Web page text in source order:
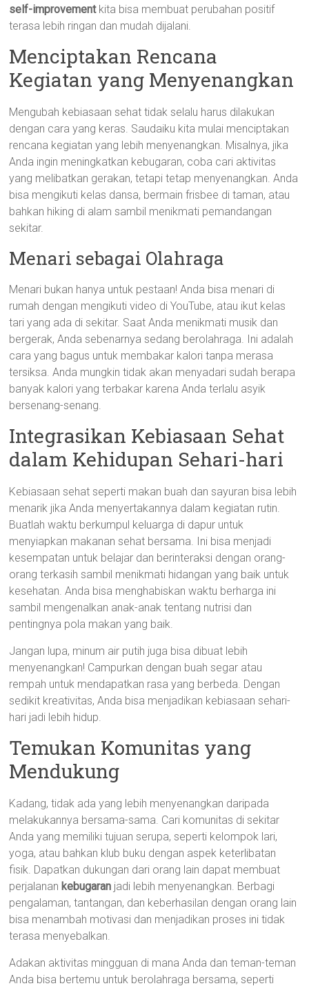
self-improvementkita bisa membuat perubahan positif
terasa lebih ringan dan mudah dijalani.
Menciptakan Rencana
Kegiatan yang Menyenangkan
Mengubah kebiasaan sehat tidak selalu harus dilakukan
dengan cara yang keras. Saudaiku kita mulai menciptakan
rencana kegiatan yang lebih menyenangkan. Misalnya, jika
Anda ingin meningkatkan kebugaran, coba cari aktivitas
yang melibatkan gerakan, tetapi tetap menyenangkan. Anda
bisa mengikuti kelas dansa, bermain frisbee di taman, atau
bahkan hiking di alam sambil menikmati pemandangan
sekitar.
Menari sebagai Olahraga
Menari bukan hanya untuk pestaan! Anda bisa menari di
rumah dengan mengikuti video di YouTube, atau ikut kelas
tari yang ada di sekitar. Saat Anda menikmati musik dan
bergerak, Anda sebenarnya sedang berolahraga. Ini adalah
cara yang bagus untuk membakar kalori tanpa merasa
tersiksa. Anda mungkin tidak akan menyadari sudah berapa
banyak kalori yang terbakar karena Anda terlalu asyik
bersenang-senang.
Integrasikan Kebiasaan Sehat
dalam Kehidupan Sehari-hari
Kebiasaan sehat seperti makan buah dan sayuran bisa lebih
menarik jika Anda menyertakannya dalam kegiatan rutin.
Buatlah waktu berkumpul keluarga di dapur untuk
menyiapkan makanan sehat bersama. Ini bisa menjadi
kesempatan untuk belajar dan berinteraksi dengan orang-
orang terkasih sambil menikmati hidangan yang baik untuk
kesehatan. Anda bisa menghabiskan waktu berharga ini
sambil mengenalkan anak-anak tentang nutrisi dan
pentingnya pola makan yang baik.
Jangan lupa, minum air putih juga bisa dibuat lebih
menyenangkan! Campurkan dengan buah segar atau
rempah untuk mendapatkan rasa yang berbeda. Dengan
sedikit kreativitas, Anda bisa menjadikan kebiasaan sehari-
hari jadi lebih hidup.
Temukan Komunitas yang
Mendukung
Kadang, tidak ada yang lebih menyenangkan daripada
melakukannya bersama-sama. Cari komunitas di sekitar
Anda yang memiliki tujuan serupa, seperti kelompok lari,
yoga, atau bahkan klub buku dengan aspek keterlibatan
fisik. Dapatkan dukungan dari orang lain dapat membuat
perjalanan kebugaran jadi lebih menyenangkan. Berbagi
pengalaman, tantangan, dan keberhasilan dengan orang lain
bisa menambah motivasi dan menjadikan proses ini tidak
terasa menyebalkan.
Adakan aktivitas mingguan di mana Anda dan teman-teman
Anda bisa bertemu untuk berolahraga bersama, seperti